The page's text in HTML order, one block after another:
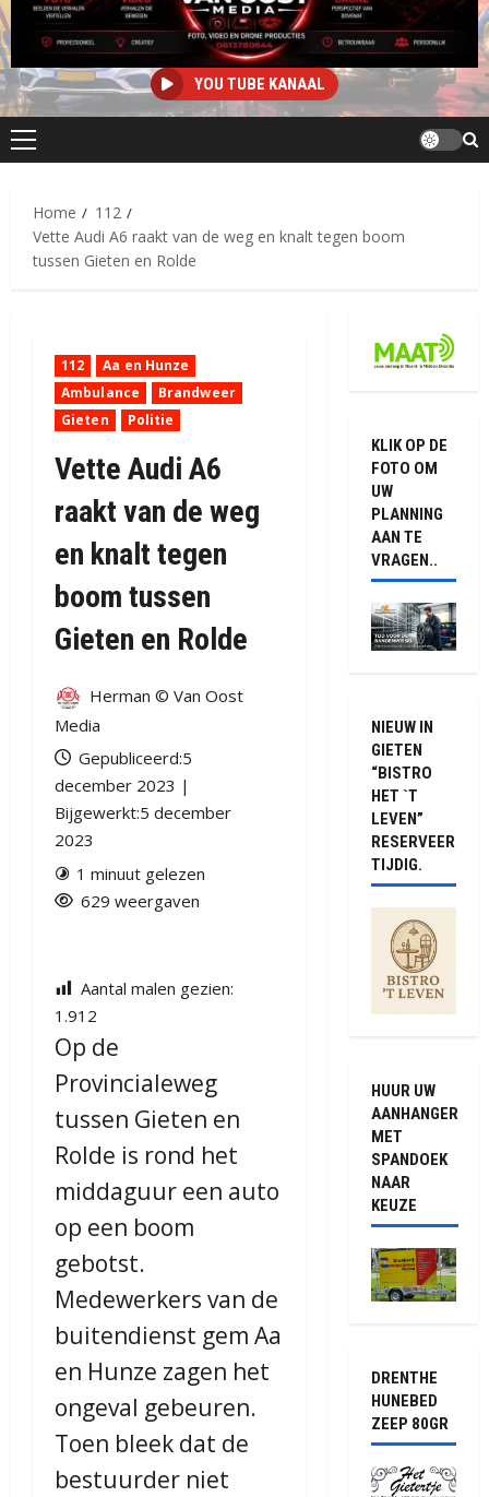
YOU TUBE KANAAL
Primair
Home
112
Vette Audi A6 raakt van de weg en knalt tegen boom
tussen Gieten en Rolde
112
Aa en Hunze
Ambulance
Brandweer
Gieten
Politie
Vette Audi A6
raakt van de weg
en knalt tegen
boom tussen
Gieten en Rolde
Herman © Van Oost
Media
Gepubliceerd:5
december 2023 |
Bijgewerkt:5 december
2023
1 minuut gelezen
629 weergaven
Aantal malen gezien:
1.912
Op de
Provincialeweg
tussen Gieten en
Rolde is rond het
middaguur een auto
op een boom
gebotst.
Medewerkers van de
buitendienst gem Aa
en Hunze zagen het
ongeval gebeuren.
Toen bleek dat de
bestuurder niet
KLIK OP DE
FOTO OM
UW
PLANNING
AAN TE
VRAGEN..
NIEUW IN
GIETEN
“BISTRO
HET `T
LEVEN”
RESERVEER
TIJDIG.
HUUR UW
AANHANGER
MET
SPANDOEK
NAAR
KEUZE
DRENTHE
HUNEBED
ZEEP 80GR